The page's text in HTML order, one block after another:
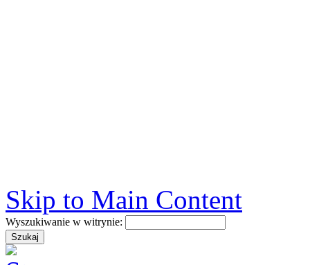
Skip to Main Content
Wyszukiwanie w witrynie: